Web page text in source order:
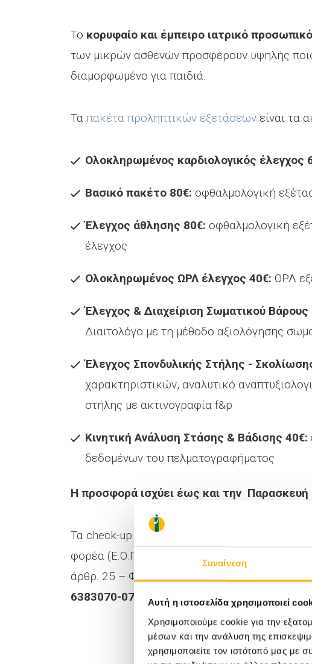
Συναίνεση
Αυτή η ιστοσελίδα χρησιμοποιεί
Χρησιμοποιούμε cookie για την
μέσων και την ανάλυση της
χρησιμοποιείτε τον ιστότοπό μας με
Το κορυφαίο και έμπειρο ιατρικό προσωπικό
των μικρών ασθενών προσφέρουν υψηλής
διαμορφωμένο για παιδιά.
Τα πακέτα προληπτικών εξετάσεων είναι τα
Ολοκληρωμένος καρδιολογικός έλεγχος
Βασικό πακέτο 80€: οφθαλμολογική
Έλεγχος άθλησης 80€: οφθαλμολογική
έλεγχος
Ολοκληρωμένος ΩΡΛ έλεγχος 40€: ΩΡΛ
Έλεγχος & Διαχείριση Σωματικού Βάρους
Διαιτολόγο με τη μέθοδο αξιολόγησης
Έλεγχος Σπονδυλικής Στήλης -
χαρακτηριστικών, αναλυτικό
στήλης με ακτινογραφία f&p
Κινητική Ανάλυση Στάσης & Βάδισης 40€:
δεδομένων του πελματογραφήματος
Η προσφορά ισχύει έως και την
Τα check-up απευθύνονται σε παιδιά
φορέα (Ε.Ο.Π.Υ.Υ.) του παιδιού. Το κόστος
άρθρ. 25 – ΦΕΚ Α’ 55). Οι εξετάσεις
6383070-072 (09:00-17:00).